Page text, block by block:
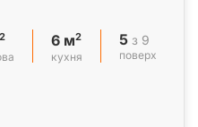
2 6 м2
кухня
5 з 9
поверх